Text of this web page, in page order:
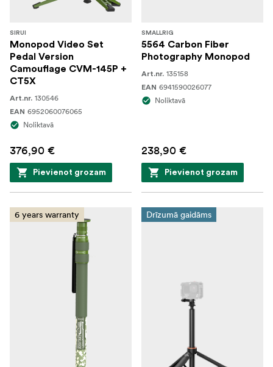
SIRUI
Monopod Video Set
Pedal Version
Camouflage CVM-145P +
CT5X
Art.nr. 130546
EAN 6952060076065
Noliktavā
376,90 €
Pievienot grozam
SMALLRIG
5564 Carbon Fiber
Photography Monopod
Art.nr. 135158
EAN 6941590026077
Noliktavā
238,90 €
Pievienot grozam
6 years warranty Drīzumā gaidāms